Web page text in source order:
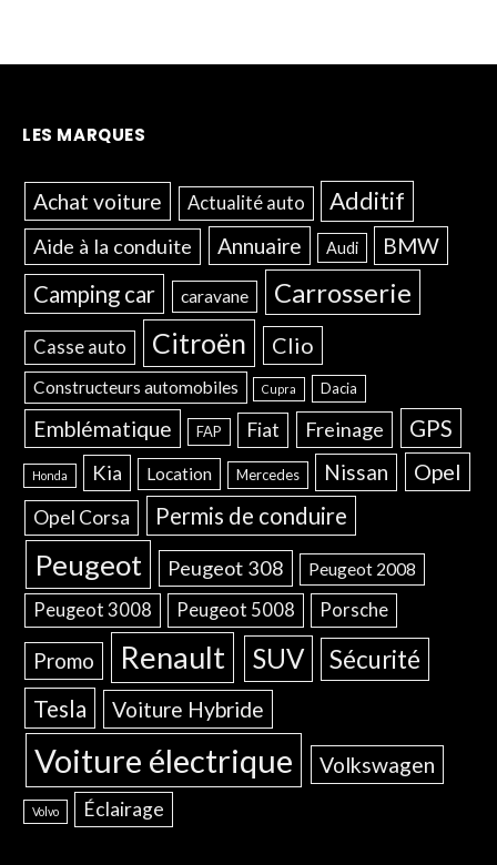
LES MARQUES
Achat voiture Actualité auto Additif
Aide à la conduite Annuaire Audi BMW
Camping car caravane Carrosserie
Casse auto Citroën Clio
Constructeurs automobiles Cupra Dacia
Emblématique FAP Fiat Freinage GPS
Honda Kia Location Mercedes Nissan Opel
Opel Corsa Permis de conduire
Peugeot Peugeot 308 Peugeot 2008
Peugeot 3008 Peugeot 5008 Porsche
Promo Renault SUV Sécurité
Tesla Voiture Hybride
Voiture électrique Volkswagen
Volvo Éclairage